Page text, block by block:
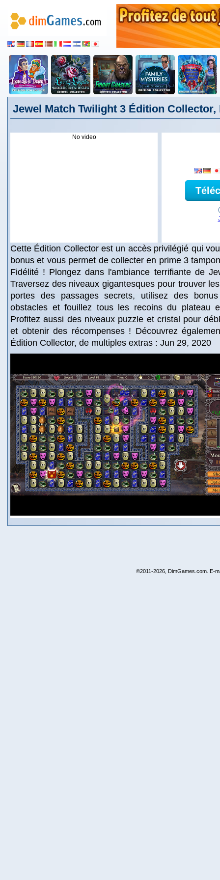
Jewel Match Twilight 3 Édition Collector,
No video
Cette Édition Collector est un accès privilégié qui
bonus et vous permet de collecter en prime 3
Fidélité ! Plongez dans l'ambiance terrifiante de
Traversez des niveaux gigantesques pour trouver
portes des passages secrets, utilisez des
obstacles et fouillez tous les recoins du plateau
Profitez aussi des niveaux puzzle et cristal pour
et obtenir des récompenses ! Découvrez
Édition Collector, de multiples extras : Jun 29, 2020
©2011-2026, DimGames.com. E-